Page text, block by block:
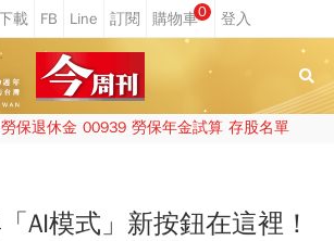
0
勞保退休金 00939 勞保年金試算 存股名單
AI模式」新按鈕在這裡！